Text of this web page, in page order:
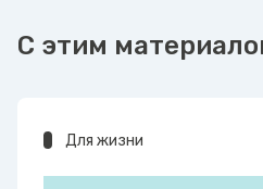
С этим
Для жизни